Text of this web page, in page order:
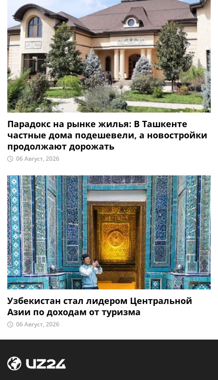
Парадокс на рынке жилья: В Ташкенте
частные дома подешевели, а новостройки
продолжают дорожать
06 Август, 2026
Узбекистан стал лидером Центральной
Азии по доходам от туризма
06 Август, 2026